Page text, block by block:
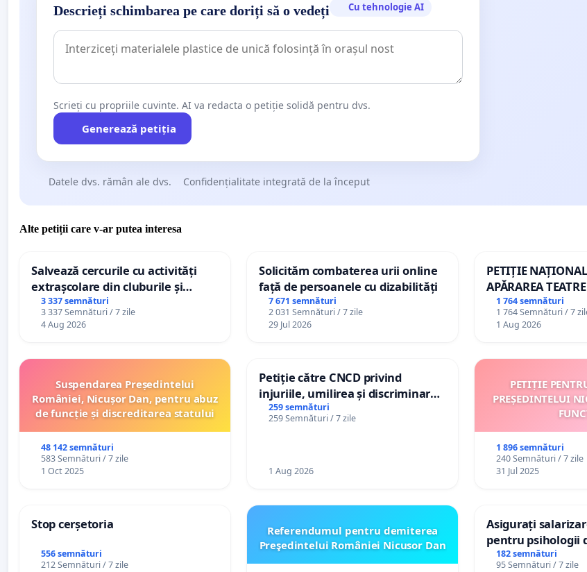
Descrieți schimbarea pe care doriți să o vedeți Cu tehnologie AI
Scrieți cu propriile cuvinte. AI va redacta o petiție solidă pentru dvs.
Generează petiția
Datele dvs. rămân ale dvs. Confidențialitate integrată de la început
Alte petiții care v-ar putea interesa
Salvează cercurile cu activități
extrașcolare din cluburile și
palatele copiilor
3 337 semnături
3 337 Semnături / 7 zile
4 Aug 2026
Solicităm combaterea urii online
față de persoanele cu dizabilități
7 671 semnături
2 031 Semnături / 7 zile
29 Jul 2026
PETIȚIE
APĂRAREA
DE REPERTORIU
1 764 semnături
1 764 Semnături / 7
1 Aug 2026
Suspendarea Președintelui
României, Nicușor Dan, pentru abuz
de funcție și discreditarea statului
48 142 semnături
583 Semnături / 7 zile
1 Oct 2025
Petiție către CNCD privind
injuriile, umilirea și discriminarea
persoanelor cu dizabilități de
către utilizatorul TikTok „Gorici”
259 semnături
259 Semnături / 7 zile
1 Aug 2026
PETIȚIE
PREȘEDINTELUI
1 896 semnături
240 Semnături / 7 zile
31 Jul 2025
Stop cerșetoria
556 semnături
212 Semnături / 7 zile
Referendumul pentru demiterea
Preşedintelui României Nicusor Dan
Asigurați
pentru psihologii
spitale
182 semnături
95 Semnături / 7 zile